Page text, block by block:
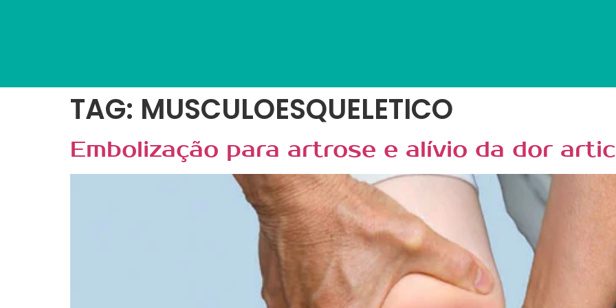
TAG: MUSCULOESQUELETICO
Embolização para artrose e alívio da dor